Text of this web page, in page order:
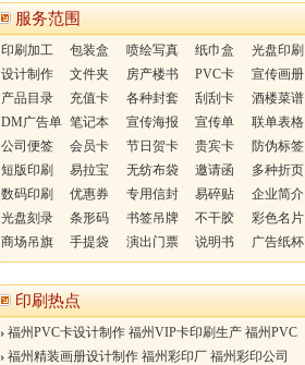
服务范围
印刷加工 包装盒 喷绘写真 纸巾盒
光盘印刷
设计制作
文件夹 房产楼书 PVC卡
宣传画册
产品目录
充值卡 各种封套 刮刮卡
酒楼菜谱
DM广告单 笔记本 宣传海报 宣传单
联单表格
公司便签
会员卡 节日贺卡 贵宾卡
防伪标签
短版印刷
易拉宝 无纺布袋 邀请函
多种折页
数码印刷
优惠券 专用信封 易碎贴
企业简介
光盘刻录
条形码 书签吊牌 不干胶
彩色名片
商场吊旗
手提袋 演出门票 说明书 广告纸杯
印刷热点
福州PVC卡设计制作 福州VIP卡印刷生产 福州PVC
福州精装画册设计制作 福州彩印厂 福州彩印公司